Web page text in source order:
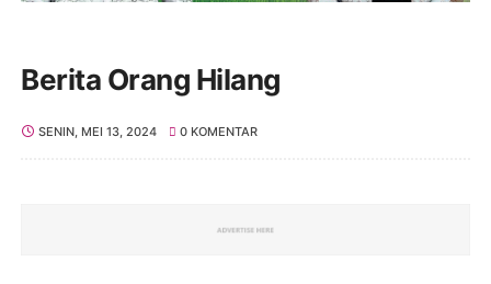
Berita Orang Hilang
SENIN, MEI 13, 2024 0 KOMENTAR